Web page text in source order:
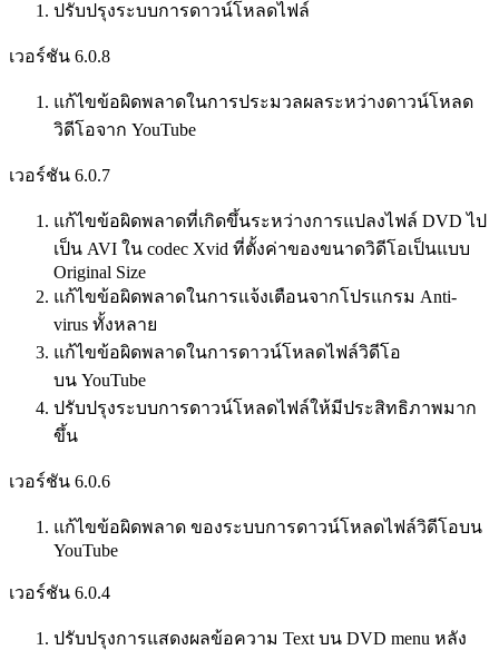
ปรับปรุงระบบการดาวน์โหลดไฟล์
เวอร์ชัน 6.0.8
แก้ไขข้อผิดพลาดในการประมวลผลระหว่างดาวน์โหลด
วิดีโอจาก YouTube
เวอร์ชัน 6.0.7
แก้ไขข้อผิดพลาดที่เกิดขึ้นระหว่างการแปลงไฟล์ DVD ไป
เป็น AVI ใน codec Xvid ที่ตั้งค่าของขนาดวิดีโอเป็นแบบ
Original Size
แก้ไขข้อผิดพลาดในการแจ้งเตือนจากโปรแกรม Anti-
virus ทั้งหลาย
แก้ไขข้อผิดพลาดในการดาวน์โหลดไฟล์วิดีโอ
บน YouTube
ปรับปรุงระบบการดาวน์โหลดไฟล์ให้มีประสิทธิภาพมาก
ขึ้น
เวอร์ชัน 6.0.6
แก้ไขข้อผิดพลาด ของระบบการดาวน์โหลดไฟล์วิดีโอบน
YouTube
เวอร์ชัน 6.0.4
ปรับปรุงการแสดงผลข้อความ Text บน DVD menu หลัง